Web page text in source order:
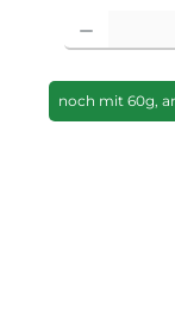
Produkt Anzahl:
noch mit 60g,